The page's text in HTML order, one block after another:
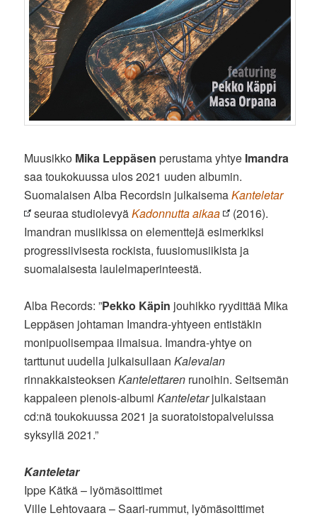
Muusikko Mika Leppäsen perustama yhtye Imandra
saa toukokuussa ulos 2021 uuden albumin.
Suomalaisen Alba Recordsin julkaisemaKanteletar
seuraa studiolevyäKadonnutta aikaa
(2016).
Imandran musiikissa on elementtejä esimerkiksi
progressiivisesta rockista, fuusiomusiikista ja
suomalaisesta laulelmaperinteestä.
Alba Records: ”Pekko Käpin jouhikko ryydittää Mika
Leppäsen johtaman Imandra-yhtyeen entistäkin
monipuolisempaa ilmaisua. Imandra-yhtye on
tarttunut uudella julkaisullaanKalevalan
rinnakkaisteoksenKantelettaren runoihin. Seitsemän
kappaleen pienois-albumiKanteletarjulkaistaan
cd:nä toukokuussa 2021 ja suoratoistopalveluissa
syksyllä 2021.”
Kanteletar
Ippe Kätkä – lyömäsoittimet
Ville Lehtovaara – Saari-rummut, lyömäsoittimet